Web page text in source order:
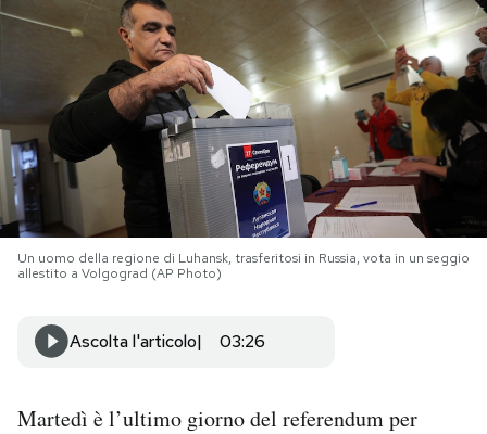
PODCAST
NEWSLETTER
I MIEI PREFERITI
SHOP
CALENDARIO
Un uomo della regione di Luhansk, trasferitosi in Russia, vota in un seggio
allestito a Volgograd (AP Photo)
Ascolta l'articolo 03:26
Martedì è l’ultimo giorno del referendum per